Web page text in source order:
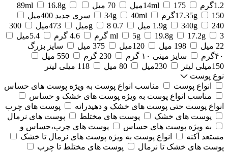
1.2گرم
14ml 175میل 70 میل 89ml
16.8g
17.35g
150گرم 34g 40ml
سری جدید 400میل
1.9g
340g 240 میل 0.7 g 8میل 473میل
300
ml
5g 19.8g 17.2g 3 گرم 4.6 گرم
5.4میل
22 میل
198 میل 120میل 375 میل
سایز بزرگ
۴۰گرم
سایز مینی ۱۰ گرم 230 گرم
550 میل
150میلی لیتر
230میل 80 میل
118 میلی لیتر
نوع پوست
انواع پوست
مناسب انواع پوست به ویژه پوست های حساس
مناسب انواع پوست به ویژه پوست های خشک و حساس
انواع پوست حتی پوست های خشک و دهیدراته
پوست های چرب
پوست های خشک
پوست های مختلط
پوست های نرمال
به ویژه پوست های حساس
پوست های چرب،حساس و
مستعد آکنه
انواع پوست به ویژه پوست های نرمال تا خشک
پوست های خشک تا نرمال
پوست های مختلط تا چرب